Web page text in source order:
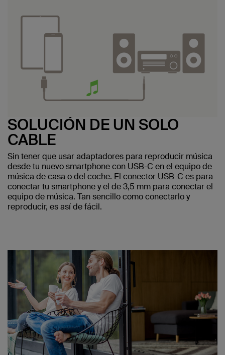
SOLUCIÓN DE UN SOLO
CABLE
Sin tener que usar adaptadores para reproducir música
desde tu nuevo smartphone con USB-C en el equipo de
música de casa o del coche. El conector USB-C es para
conectar tu smartphone y el de 3,5 mm para conectar el
equipo de música. Tan sencillo como conectarlo y
reproducir, es así de fácil.